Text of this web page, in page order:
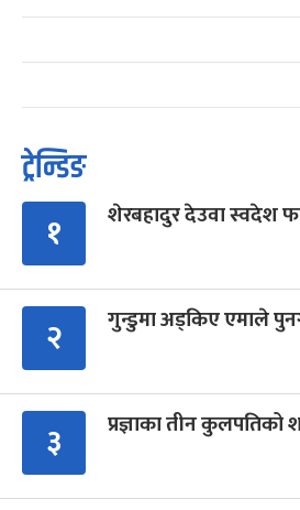
ट्रेन्डिङ
१ शेरबहादुर देउवा स्वदेश
२ गुन्डुमा अड्किए एमाले
३ प्रज्ञाका तीन